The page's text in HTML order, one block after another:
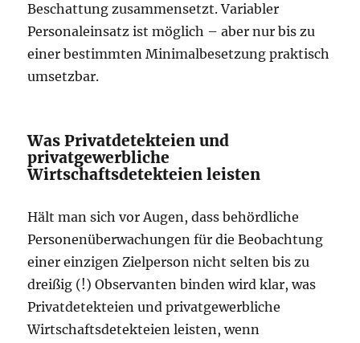
Beschattung zusammensetzt. Variabler
Personaleinsatz ist möglich – aber nur bis zu
einer bestimmten Minimalbesetzung praktisch
umsetzbar.
Was Privatdetekteien und
privatgewerbliche
Wirtschaftsdetekteien leisten
Hält man sich vor Augen, dass behördliche
Personenüberwachungen für die Beobachtung
einer einzigen Zielperson nicht selten bis zu
dreißig (!) Observanten binden wird klar, was
Privatdetekteien und privatgewerbliche
Wirtschaftsdetekteien leisten, wenn